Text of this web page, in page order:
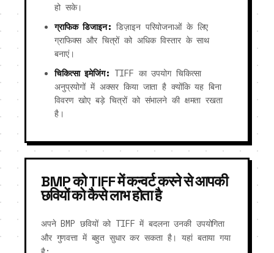
हो सके।
ग्राफिक डिजाइन: डिज़ाइन परियोजनाओं के लिए
ग्राफिक्स और चित्रों को अधिक विस्तार के साथ
बनाएं।
चिकित्सा इमेजिंग: TIFF का उपयोग चिकित्सा
अनुप्रयोगों में अक्सर किया जाता है क्योंकि यह बिना
विवरण खोए बड़े चित्रों को संभालने की क्षमता रखता
है।
BMP को TIFF में कन्वर्ट करने से आपकी
छवियों को कैसे लाभ होता है
अपने BMP छवियों को TIFF में बदलना उनकी उपयोगिता
और गुणवत्ता में बहुत सुधार कर सकता है। यहां बताया गया